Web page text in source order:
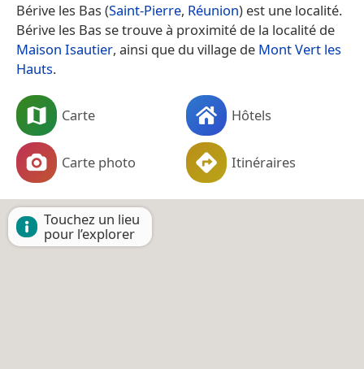
Bérive les Bas (Saint-Pierre, Réunion) est une localité.
Bérive les Bas se trouve à proximité de la localité de
Maison Isautier, ainsi que du village de Mont Vert les
Hauts.
Carte Hôtels
Carte photo Itinéraires
Touchez un lieu
pour l’explorer